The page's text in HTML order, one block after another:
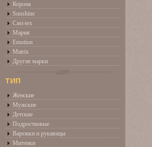
Корона
Sunshine
Cast-tex
Мария
Emotion
Matrix
Другие марки
ТИП
Женские
Мужские
Детские
Подростковые
Варежки и рукавицы
Митенки